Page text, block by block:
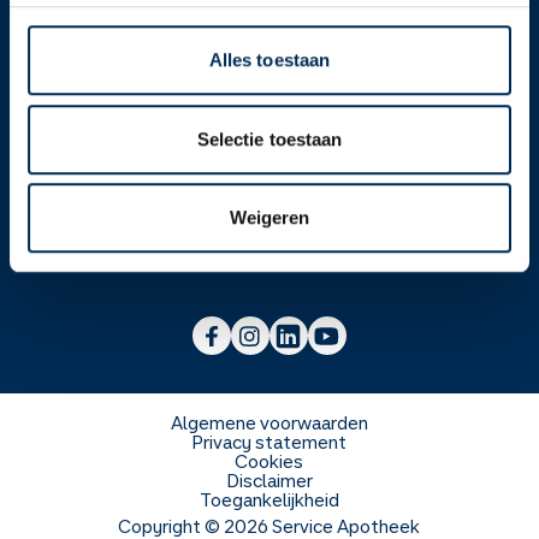
Alles toestaan
Selectie toestaan
Weigeren
Over ons
Over Service Apotheek
Over Mosadex
Franchise informatie
Werken bij
Werken bij het hoofdkantoor
Wetenschap en onderzoek
Voorlichting scholen
Algemene voorwaarden
Privacy statement
Cookies
Disclaimer
Toegankelijkheid
Copyright © 2026 Service Apotheek